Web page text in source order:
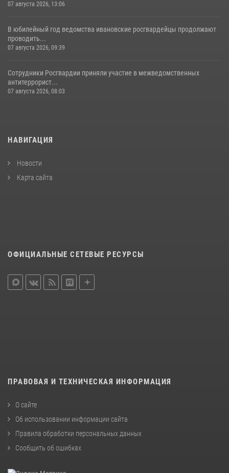
07 августа 2026, 13:06
В юбилейный год ведомства ивановские росгвардейцы продолжают
проводить...
07 августа 2026, 09:39
Сотрудники Росгвардии приняли участие в межведомственных
антитеррорист...
07 августа 2026, 08:03
НАВИГАЦИЯ
Новости
Карта сайта
ОФИЦИАЛЬНЫЕ СЕТЕВЫЕ РЕСУРСЫ
ПРАВОВАЯ И ТЕХНИЧЕСКАЯ ИНФОРМАЦИЯ
О сайте
Об использовании информации сайта
Правила обработки персональных данных
Сообщить об ошибках